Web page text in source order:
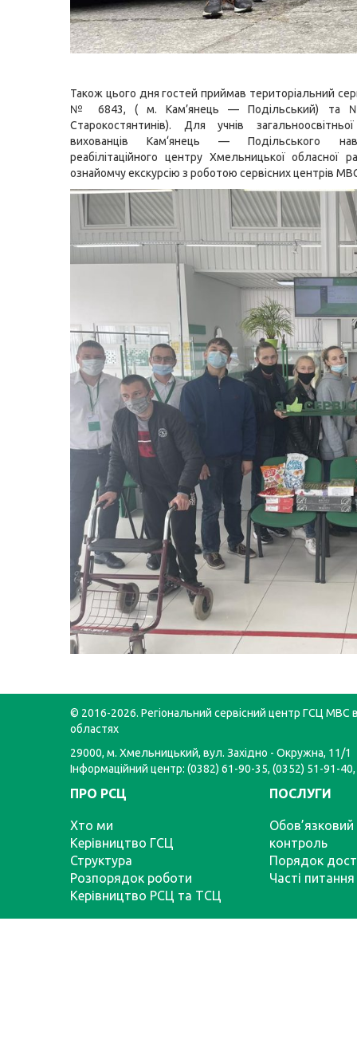
Також цього дня гостей приймав територіальний
№ 6843, ( м. Кам’янець — Подільський)
Старокостянтинів). Для учнів
вихованців Кам‘янець — Подільського
реабілітаційного центру Хмельницької обласної
ознайомчу екскурсію з роботою сервісних центрів
© 2016-2026. Регіональний сервісний центр ГСЦ МВС
областях
29000, м. Хмельницький, вул. Західно - Окружна, 11/1
Інформаційний центр: (0382) 61-90-35, (0352) 51-91-
ПРО РСЦ
Хто ми
Керівництво ГСЦ
Структура
Розпорядок роботи
Керівництво РСЦ та ТСЦ
ПОСЛУГИ
Обов’язковий
контроль
Порядок
Часті питання